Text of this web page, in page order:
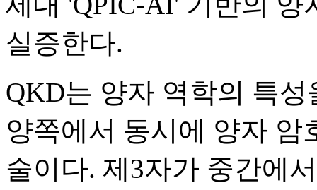
실증한다.
QKD는 양자 역학의 특
양쪽에서 동시에 양자 암
술이다. 제3자가 중간에